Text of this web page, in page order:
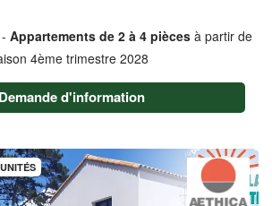
Appartements de 2 à 4 pièces à partir de
4ème trimestre 2028
Demande d'information